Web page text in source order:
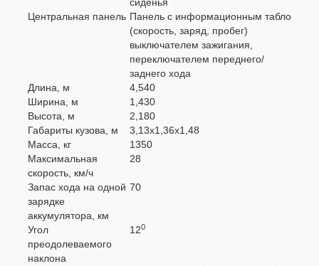
Центральная панель Панель с информационным табло
(скорость, заряд, пробег)
выключателем зажигания,
переключателем переднего/
заднего хода
Длина, м
4,540
Ширина, м
1,430
Высота, м
2,180
Габариты кузова, м
3,13х1,36х1,48
Масса, кг
1350
Максимальная
скорость, км/ч
28
Запас хода на одной
зарядке
аккумулятора, км
70
Угол
преодолеваемого
наклона
120